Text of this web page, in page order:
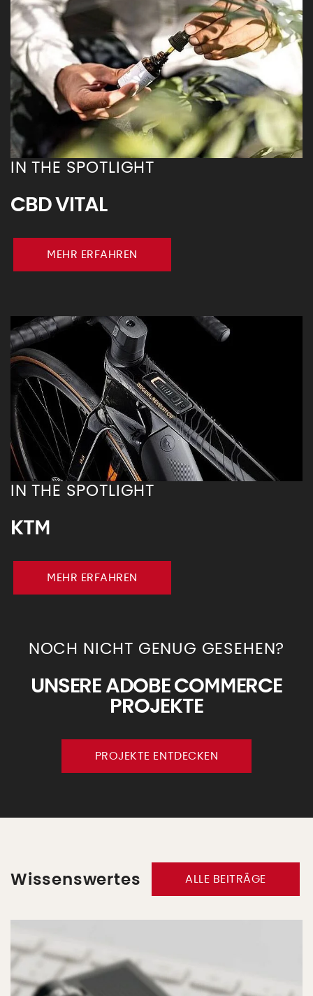
IN THE SPOTLIGHT
CBD VITAL
MEHR ERFAHREN
IN THE SPOTLIGHT
KTM
MEHR ERFAHREN
NOCH NICHT GENUG GESEHEN?
UNSERE ADOBE COMMERCE
PROJEKTE
PROJEKTE ENTDECKEN
Wissenswertes ALLE BEITRÄGE